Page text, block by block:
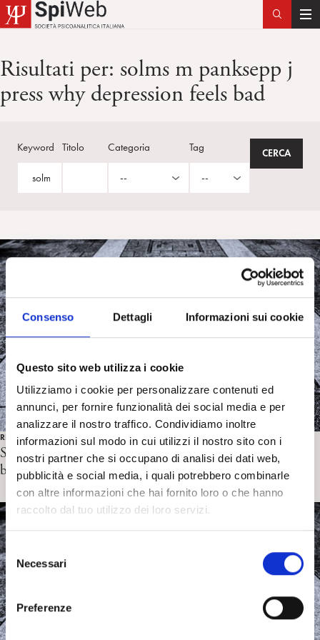
Consenso Dettagli Informazioni sui cookie
Questo sito web utilizza i cookie
Utilizziamo i cookie per personalizzare contenuti ed
annunci, per fornire funzionalità dei social media e per
analizzare il nostro traffico. Condividiamo inoltre
informazioni sul modo in cui utilizzi il nostro sito con i
nostri partner che si occupano di analisi dei dati web,
pubblicità e social media, i quali potrebbero combinarle
con altre informazioni che hai fornito loro o che hanno
raccolto dal tuo utilizzo dei loro servizi.
S
e
l
e
z
i
Necessari
Preferenze
T
i
o
Risultati per: solms m panksepp j
press why depression feels bad
Keyword Titolo Categoria Tag
RICERCA IN PSICOANALISI
Solms M. & Panksepp J. (in press). Why depression feels
bad.